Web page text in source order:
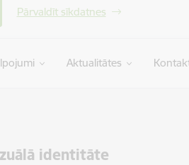
Pārvaldīt sīkdatnes
Aktualitātes
identitāte